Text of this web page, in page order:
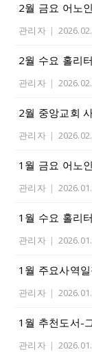
2월 금요 어노
관리자 |
2월 수요 홀리
관리자 |
2월 중앙교회
관리자 |
1월 금요 어노
관리자 |
1월 수요 홀리
관리자 |
1월 주요사역
관리자 |
1월 추천도서-
관리자 |